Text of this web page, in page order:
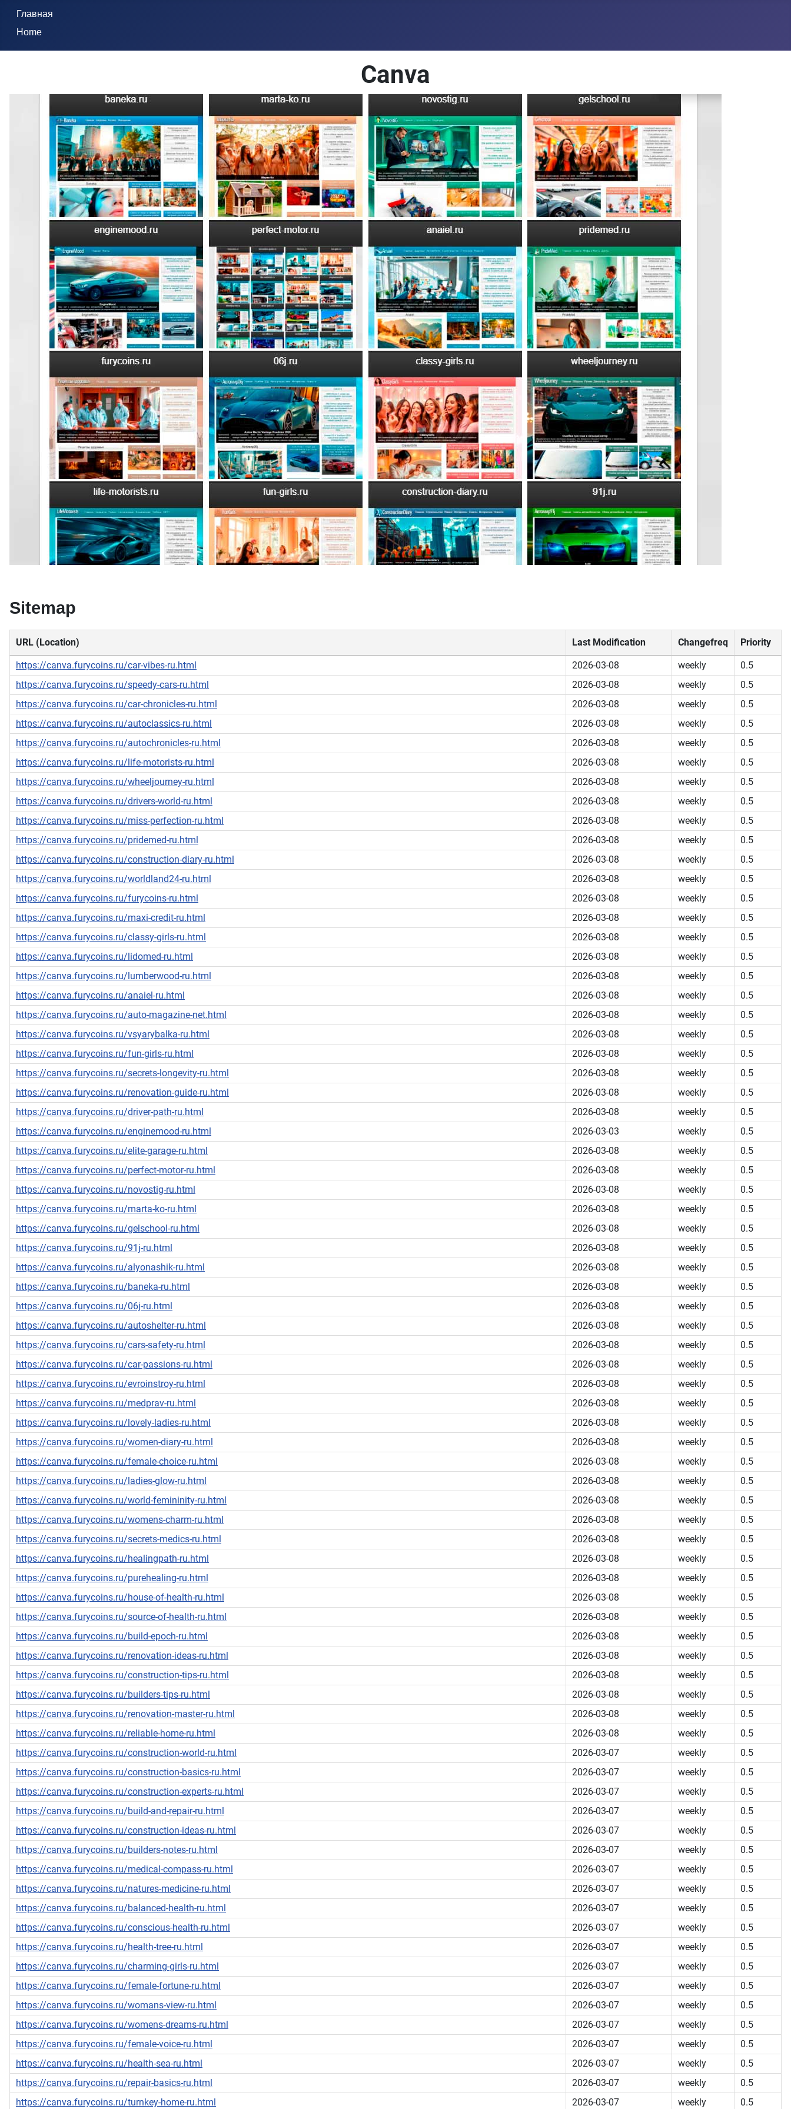
Главная
Home
Canva
Sitemap
URL (Location) Last Modification Changefreq Priority
https://canva.furycoins.ru/car-vibes-ru.html 2026-03-08 weekly
0.5
https://canva.furycoins.ru/speedy-cars-ru.html
2026-03-08 weekly
0.5
https://canva.furycoins.ru/car-chronicles-ru.html
2026-03-08 weekly
0.5
https://canva.furycoins.ru/autoclassics-ru.html
2026-03-08 weekly
0.5
https://canva.furycoins.ru/autochronicles-ru.html
2026-03-08 weekly
0.5
https://canva.furycoins.ru/life-motorists-ru.html
2026-03-08 weekly
0.5
https://canva.furycoins.ru/wheeljourney-ru.html
2026-03-08 weekly
0.5
https://canva.furycoins.ru/drivers-world-ru.html
2026-03-08 weekly
0.5
https://canva.furycoins.ru/miss-perfection-ru.html
2026-03-08 weekly
0.5
https://canva.furycoins.ru/pridemed-ru.html
2026-03-08 weekly
0.5
https://canva.furycoins.ru/construction-diary-ru.html
2026-03-08 weekly
0.5
https://canva.furycoins.ru/worldland24-ru.html
2026-03-08 weekly
0.5
https://canva.furycoins.ru/furycoins-ru.html
2026-03-08 weekly
0.5
https://canva.furycoins.ru/maxi-credit-ru.html
2026-03-08 weekly
0.5
https://canva.furycoins.ru/classy-girls-ru.html
2026-03-08 weekly
0.5
https://canva.furycoins.ru/lidomed-ru.html
2026-03-08 weekly
0.5
https://canva.furycoins.ru/lumberwood-ru.html
2026-03-08 weekly
0.5
https://canva.furycoins.ru/anaiel-ru.html
2026-03-08 weekly
0.5
https://canva.furycoins.ru/auto-magazine-net.html
2026-03-08 weekly
0.5
https://canva.furycoins.ru/vsyarybalka-ru.html
2026-03-08 weekly
0.5
https://canva.furycoins.ru/fun-girls-ru.html
2026-03-08 weekly
0.5
https://canva.furycoins.ru/secrets-longevity-ru.html
2026-03-08 weekly
0.5
https://canva.furycoins.ru/renovation-guide-ru.html
2026-03-08 weekly
0.5
https://canva.furycoins.ru/driver-path-ru.html
2026-03-08 weekly
0.5
https://canva.furycoins.ru/enginemood-ru.html
2026-03-03 weekly
0.5
https://canva.furycoins.ru/elite-garage-ru.html
2026-03-08 weekly
0.5
https://canva.furycoins.ru/perfect-motor-ru.html
2026-03-08 weekly
0.5
https://canva.furycoins.ru/novostig-ru.html
2026-03-08 weekly
0.5
https://canva.furycoins.ru/marta-ko-ru.html
2026-03-08 weekly
0.5
https://canva.furycoins.ru/gelschool-ru.html
2026-03-08 weekly
0.5
https://canva.furycoins.ru/91j-ru.html
2026-03-08 weekly
0.5
https://canva.furycoins.ru/alyonashik-ru.html
2026-03-08 weekly
0.5
https://canva.furycoins.ru/baneka-ru.html
2026-03-08 weekly
0.5
https://canva.furycoins.ru/06j-ru.html
2026-03-08 weekly
0.5
https://canva.furycoins.ru/autoshelter-ru.html
2026-03-08 weekly
0.5
https://canva.furycoins.ru/cars-safety-ru.html
2026-03-08 weekly
0.5
https://canva.furycoins.ru/car-passions-ru.html
2026-03-08 weekly
0.5
https://canva.furycoins.ru/evroinstroy-ru.html
2026-03-08 weekly
0.5
https://canva.furycoins.ru/medprav-ru.html
2026-03-08 weekly
0.5
https://canva.furycoins.ru/lovely-ladies-ru.html
2026-03-08 weekly
0.5
https://canva.furycoins.ru/women-diary-ru.html
2026-03-08 weekly
0.5
https://canva.furycoins.ru/female-choice-ru.html
2026-03-08 weekly
0.5
https://canva.furycoins.ru/ladies-glow-ru.html
2026-03-08 weekly
0.5
https://canva.furycoins.ru/world-femininity-ru.html
2026-03-08 weekly
0.5
https://canva.furycoins.ru/womens-charm-ru.html
2026-03-08 weekly
0.5
https://canva.furycoins.ru/secrets-medics-ru.html
2026-03-08 weekly
0.5
https://canva.furycoins.ru/healingpath-ru.html
2026-03-08 weekly
0.5
https://canva.furycoins.ru/purehealing-ru.html
2026-03-08 weekly
0.5
https://canva.furycoins.ru/house-of-health-ru.html
2026-03-08 weekly
0.5
https://canva.furycoins.ru/source-of-health-ru.html
2026-03-08 weekly
0.5
https://canva.furycoins.ru/build-epoch-ru.html
2026-03-08 weekly
0.5
https://canva.furycoins.ru/renovation-ideas-ru.html
2026-03-08 weekly
0.5
https://canva.furycoins.ru/construction-tips-ru.html
2026-03-08 weekly
0.5
https://canva.furycoins.ru/builders-tips-ru.html
2026-03-08 weekly
0.5
https://canva.furycoins.ru/renovation-master-ru.html
2026-03-08 weekly
0.5
https://canva.furycoins.ru/reliable-home-ru.html
2026-03-08 weekly
0.5
https://canva.furycoins.ru/construction-world-ru.html
2026-03-07 weekly
0.5
https://canva.furycoins.ru/construction-basics-ru.html
2026-03-07 weekly
0.5
https://canva.furycoins.ru/construction-experts-ru.html
2026-03-07 weekly
0.5
https://canva.furycoins.ru/build-and-repair-ru.html
2026-03-07 weekly
0.5
https://canva.furycoins.ru/construction-ideas-ru.html
2026-03-07 weekly
0.5
https://canva.furycoins.ru/builders-notes-ru.html
2026-03-07 weekly
0.5
https://canva.furycoins.ru/medical-compass-ru.html
2026-03-07 weekly
0.5
https://canva.furycoins.ru/natures-medicine-ru.html
2026-03-07 weekly
0.5
https://canva.furycoins.ru/balanced-health-ru.html
2026-03-07 weekly
0.5
https://canva.furycoins.ru/conscious-health-ru.html
2026-03-07 weekly
0.5
https://canva.furycoins.ru/health-tree-ru.html
2026-03-07 weekly
0.5
https://canva.furycoins.ru/charming-girls-ru.html
2026-03-07 weekly
0.5
https://canva.furycoins.ru/female-fortune-ru.html
2026-03-07 weekly
0.5
https://canva.furycoins.ru/womans-view-ru.html
2026-03-07 weekly
0.5
https://canva.furycoins.ru/womens-dreams-ru.html
2026-03-07 weekly
0.5
https://canva.furycoins.ru/female-voice-ru.html
2026-03-07 weekly
0.5
https://canva.furycoins.ru/health-sea-ru.html
2026-03-07 weekly
0.5
https://canva.furycoins.ru/repair-basics-ru.html
2026-03-07 weekly
0.5
https://canva.furycoins.ru/turnkey-home-ru.html
2026-03-07 weekly 0.5